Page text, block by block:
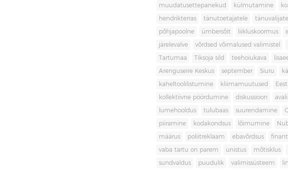
muudatusettepanekud külmutamine
hendrikterras tänutoetajatele
põhjapoolne ümbersõit liikluskoormus
järelevalve võrdsed võimalused valimistel
Tartumaa Tiksoja sild teehoiukava
Arenguseire Keskus september Siuru
kaheltoolilistumine kliimamuutused Eesti
kollektiivne pöördumine diskussioon
lumehooldus tulubaas suurendamine
piiramine kodakondsus lõimumine
määrus poliitreklaam ebavõrdsus
vaba tartu on parem unistus mõtisklus
sundvaldus puudulik valimissüsteem